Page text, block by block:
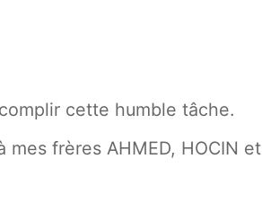
cette humble tâche.
frères AHMED, HOCIN et